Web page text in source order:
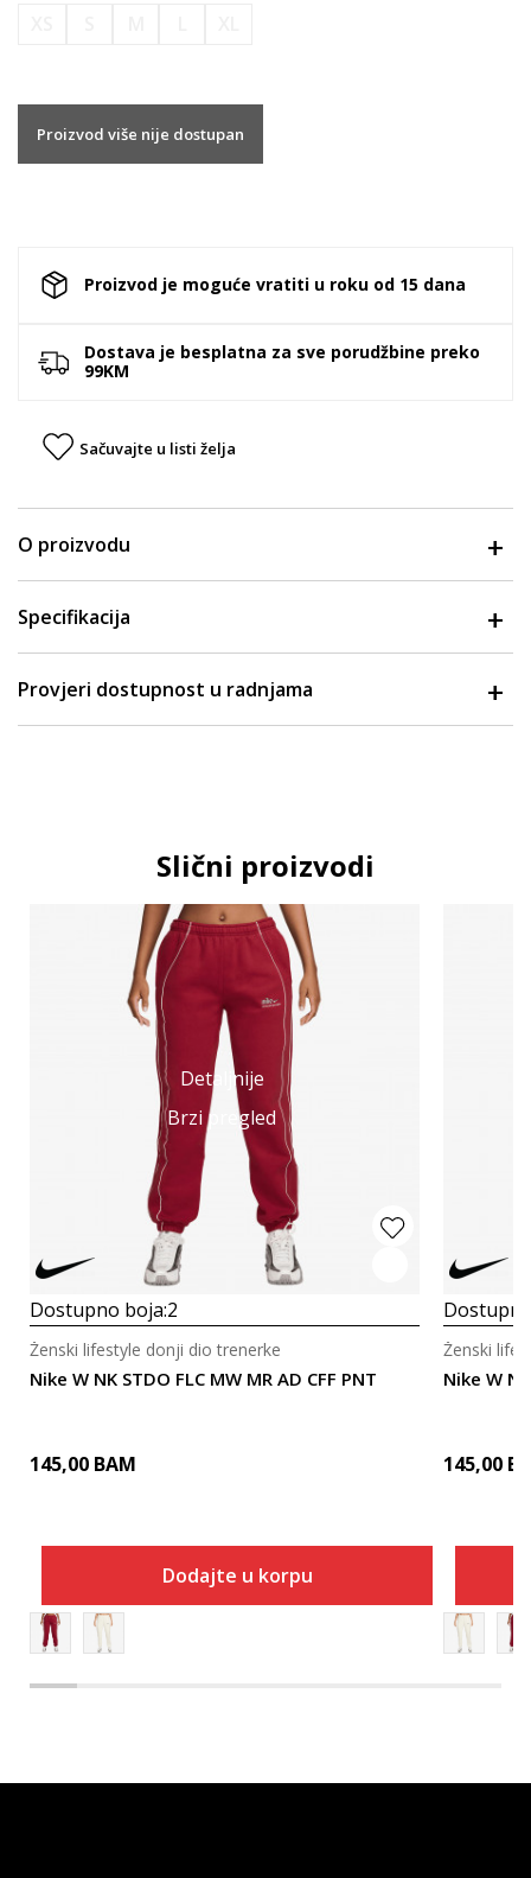
Proizvod više nije dostupan
Proizvod je moguće vratiti u roku od 15 dana
Dostava je besplatna za sve porudžbine preko
99KM
Sačuvajte u listi želja
O proizvodu
Specifikacija
Provjeri dostupnost u radnjama
Slični proizvodi
Detaljnije
Brzi pregled
Dostupno boja:2
Nike W NK STDO FLC MW MR AD CFF PNT
Ženski lifestyle donji dio trenerke
145,00 BAM
Dodajte u korpu
Nike W
Ženski
145,00